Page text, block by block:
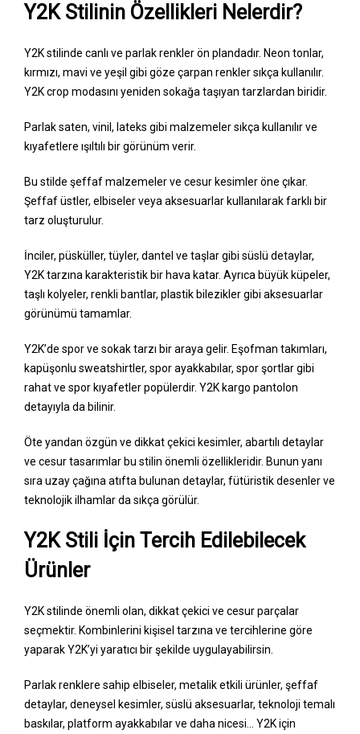
Y2K Stilinin Özellikleri Nelerdir?
Y2K stilinde canlı ve parlak renkler ön plandadır. Neon tonlar,
kırmızı, mavi ve yeşil gibi göze çarpan renkler sıkça kullanılır.
Y2K crop modasını yeniden sokağa taşıyan tarzlardan biridir.
Parlak saten, vinil, lateks gibi malzemeler sıkça kullanılır ve
kıyafetlere ışıltılı bir görünüm verir.
Bu stilde şeffaf malzemeler ve cesur kesimler öne çıkar.
Şeffaf üstler, elbiseler veya aksesuarlar kullanılarak farklı bir
tarz oluşturulur.
İnciler, püsküller, tüyler, dantel ve taşlar gibi süslü detaylar,
Y2K tarzına karakteristik bir hava katar. Ayrıca büyük küpeler,
taşlı kolyeler, renkli bantlar, plastik bilezikler gibi aksesuarlar
görünümü tamamlar.
Y2K’de spor ve sokak tarzı bir araya gelir. Eşofman takımları,
kapüşonlu sweatshirtler, spor ayakkabılar, spor şortlar gibi
rahat ve spor kıyafetler popülerdir. Y2K kargo pantolon
detayıyla da bilinir.
Öte yandan özgün ve dikkat çekici kesimler, abartılı detaylar
ve cesur tasarımlar bu stilin önemli özellikleridir. Bunun yanı
sıra uzay çağına atıfta bulunan detaylar, fütüristik desenler ve
teknolojik ilhamlar da sıkça görülür.
Y2K Stili İçin Tercih Edilebilecek
Ürünler
Y2K stilinde önemli olan, dikkat çekici ve cesur parçalar
seçmektir. Kombinlerini kişisel tarzına ve tercihlerine göre
yaparak Y2K’yi yaratıcı bir şekilde uygulayabilirsin.
Parlak renklere sahip elbiseler, metalik etkili ürünler, şeffaf
detaylar, deneysel kesimler, süslü aksesuarlar, teknoloji temalı
baskılar, platform ayakkabılar ve daha nicesi… Y2K için